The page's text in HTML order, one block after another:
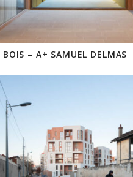
BOIS – A+ SAMUEL DELMAS